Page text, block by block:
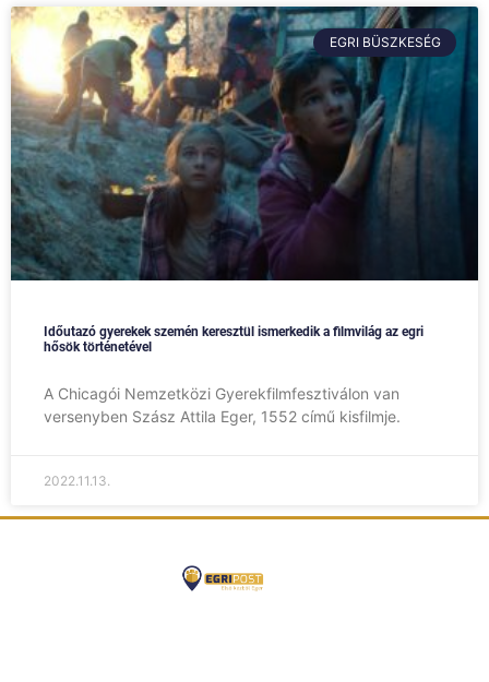
EGRI BÜSZKESÉG
Időutazó gyerekek szemén keresztül ismerkedik a filmvilág az egri
hősök történetével
A Chicagói Nemzetközi Gyerekfilmfesztiválon van
versenyben Szász Attila Eger, 1552 című kisfilmje.
2022.11.13.